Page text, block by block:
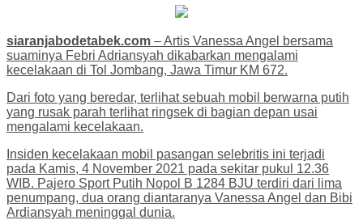
siaranjabodetabek.com – Artis Vanessa Angel bersama
suaminya Febri Adriansyah dikabarkan mengalami
kecelakaan di Tol Jombang, Jawa Timur KM 672.
Dari foto yang beredar, terlihat sebuah mobil berwarna putih
yang rusak parah terlihat ringsek di bagian depan usai
mengalami kecelakaan.
Insiden kecelakaan mobil pasangan selebritis ini terjadi
pada Kamis, 4 November 2021 pada sekitar pukul 12.36
WIB. Pajero Sport Putih Nopol B 1284 BJU terdiri dari lima
penumpang, dua orang diantaranya Vanessa Angel dan Bibi
Ardiansyah meninggal dunia.